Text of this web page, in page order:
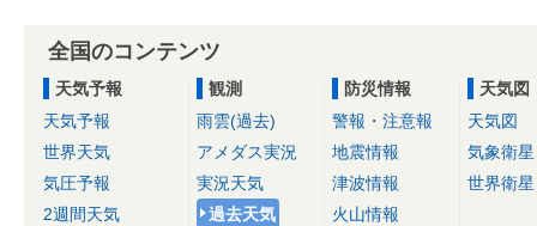
全国のコンテンツ
天気予報
天気予報
世界天気
気圧予報
2週間天気
観測
雨雲(過去)
アメダス実況
実況天気
過去天気
防災情報
警報・注意報
地震情報
津波情報
火山情報
天気図
天気図
気象衛星
世界衛星